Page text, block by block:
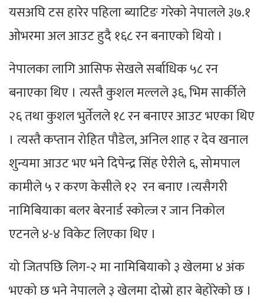
यसअघि टस हारेर पहिला ब्याटिङ गरेको नेपालले ३७.१
ओभरमा अल आउट हुदै १६८ रन बनाएको थियो ।
नेपालका लागि आसिफ सेखले सर्बाधिक ५८ रन
बनाएका थिए । त्यस्तै कुशल मल्लले ३६, भिम सार्कीले
२६ तथा कुशल भुर्तेलले १८ रन बनाएर आउट भएका थिए
। त्यस्तै कप्तान रोहित पौडेल, अनिल शाह र देव खनाल
शुन्यमा आउट भए भने दिपेन्द्र सिंह ऐरीले ६, सोमपाल
कामीले ५ र करण केसीले १२ रन बनाए ।त्यसैगरी
नामिबियाका बलर बेरनार्ड स्कोल्ज र जान निकोल
एटनले ४-४ विकेट लिएका थिए ।
यो जितपछि लिग-२ मा नामिबियाको ३ खेलमा ४ अंक
भएको छ भने नेपालले ३ खेलमा दोस्रो हार बेहोरेको छ ।